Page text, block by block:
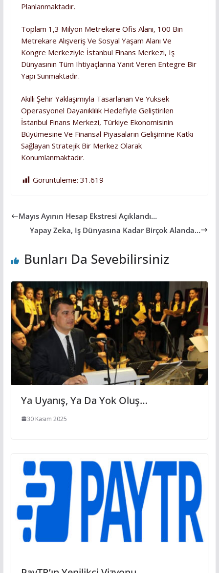
Planlanmaktadır.
Toplam 1,3 Milyon Metrekare Ofis Alanı, 100 Bin
Metrekare Alışveriş Ve Sosyal Yaşam Alanı Ve
Kongre Merkeziyle İstanbul Finans Merkezi, Iş
Dünyasının Tüm Ihtiyaçlarına Yanıt Veren Entegre Bir
Yapı Sunmaktadır.
Akıllı Şehir Yaklaşımıyla Tasarlanan Ve Yüksek
Operasyonel Dayanıklılık Hedefiyle Geliştirilen
İstanbul Finans Merkezi, Türkiye Ekonomisinin
Büyümesine Ve Finansal Piyasaların Gelişimine Katkı
Sağlayan Stratejik Bir Merkez Olarak
Konumlanmaktadır.
Goruntuleme: 31.619
Mayıs Ayının Hesap Ekstresi Açıklandı…
Yapay Zeka, Iş Dünyasına Kadar Birçok Alanda…
Bunları Da Sevebilirsiniz
Ya Uyanış, Ya Da Yok Oluş…
30 Kasım 2025